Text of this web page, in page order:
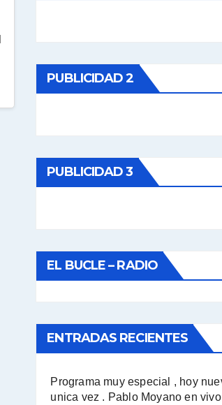
PUBLICIDAD 2
PUBLICIDAD 3
EL BUCLE – RADIO
ENTRADAS RECIENTES
Programa muy especial , hoy
unica vez . Pablo Moyano en